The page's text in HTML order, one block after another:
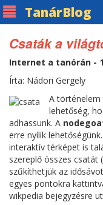
TanárBlog
Csaták a
Internet a tanórán -
Írta: Nádori Gergely
A történelem
lehetőség,
adhassunk. A
erre nyílik
interaktív térképet is
szereplő összes csatát (
szűkíthetjük az
egyes pontokra
wikpedia bejegyzésre